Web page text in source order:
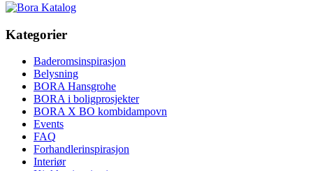
Kategorier
Baderomsinspirasjon
Belysning
BORA Hansgrohe
BORA i boligprosjekter
BORA X BO kombidampovn
Events
FAQ
Forhandlerinspirasjon
Interiør